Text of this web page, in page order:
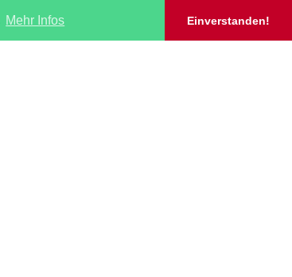
Mehr Infos Einverstanden!